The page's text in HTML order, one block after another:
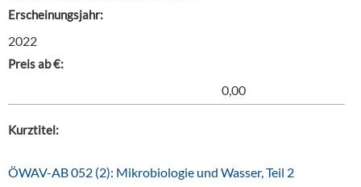
Erscheinungsjahr:
2022
Preis ab €:
0,00
Kurztitel:
ÖWAV-AB 052 (2): Mikrobiologie und Wasser, Teil 2